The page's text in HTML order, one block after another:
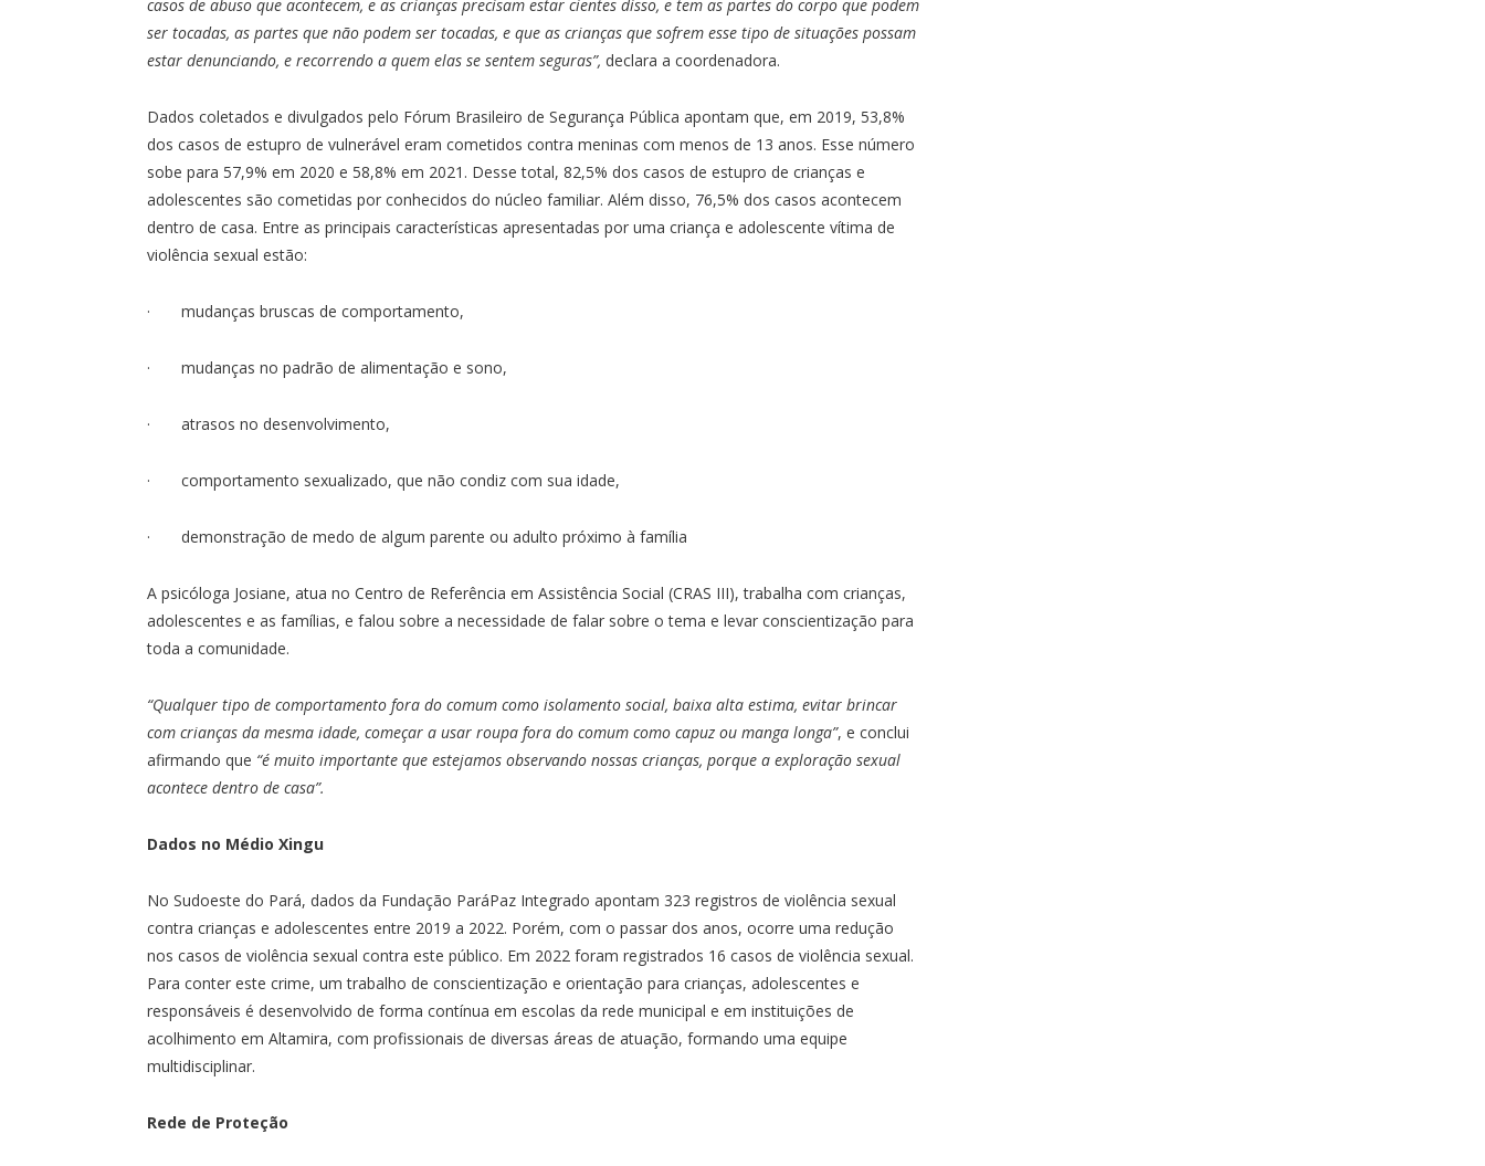
casos de abuso que acontecem, e as crianças precisam estar cientes disso, e tem as partes do corpo que podem
ser tocadas, as partes que não podem ser tocadas, e que as crianças que sofrem esse tipo de situações possam
estar denunciando, e recorrendo a quem elas se sentem seguras”, declara a coordenadora.
Dados coletados e divulgados pelo Fórum Brasileiro de Segurança Pública apontam que, em 2019, 53,8%
dos casos de estupro de vulnerável eram cometidos contra meninas com menos de 13 anos. Esse número
sobe para 57,9% em 2020 e 58,8% em 2021. Desse total, 82,5% dos casos de estupro de crianças e
adolescentes são cometidas por conhecidos do núcleo familiar. Além disso, 76,5% dos casos acontecem
dentro de casa. Entre as principais características apresentadas por uma criança e adolescente vítima de
violência sexual estão:
· mudanças bruscas de comportamento,
· mudanças no padrão de alimentação e sono,
· atrasos no desenvolvimento,
· comportamento sexualizado, que não condiz com sua idade,
· demonstração de medo de algum parente ou adulto próximo à família
A psicóloga Josiane, atua no Centro de Referência em Assistência Social (CRAS III), trabalha com crianças,
adolescentes e as famílias, e falou sobre a necessidade de falar sobre o tema e levar conscientização para
toda a comunidade.
“Qualquer tipo de comportamento fora do comum como isolamento social, baixa alta estima, evitar brincar
com crianças da mesma idade, começar a usar roupa fora do comum como capuz ou manga longa”, e conclui
afirmando que “é muito importante que estejamos observando nossas crianças, porque a exploração sexual
acontece dentro de casa”.
Dados no Médio Xingu
No Sudoeste do Pará, dados da Fundação ParáPaz Integrado apontam 323 registros de violência sexual
contra crianças e adolescentes entre 2019 a 2022. Porém, com o passar dos anos, ocorre uma redução
nos casos de violência sexual contra este público. Em 2022 foram registrados 16 casos de violência sexual.
Para conter este crime, um trabalho de conscientização e orientação para crianças, adolescentes e
responsáveis é desenvolvido de forma contínua em escolas da rede municipal e em instituições de
acolhimento em Altamira, com profissionais de diversas áreas de atuação, formando uma equipe
multidisciplinar.
Rede de Proteção